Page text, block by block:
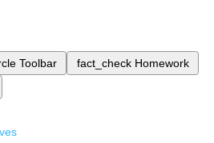
Toolbar fact_check Homework